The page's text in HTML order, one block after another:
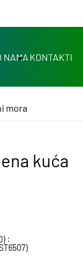
NAMA KONTAKTI
mora
kuća
: